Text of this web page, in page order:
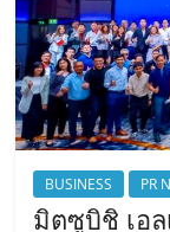
BUSINESS PR
มิตซูบิชิ เอล